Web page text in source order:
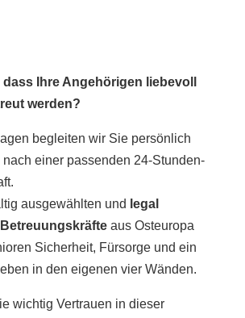
Ihre Angehörigen liebevoll
werden?
begleiten wir Sie persönlich
nach einer passenden 24-Stunden-
ausgewählten und legal
aus Osteuropa
Sicherheit, Fürsorge und ein
in den eigenen vier Wänden.
wichtig Vertrauen in dieser